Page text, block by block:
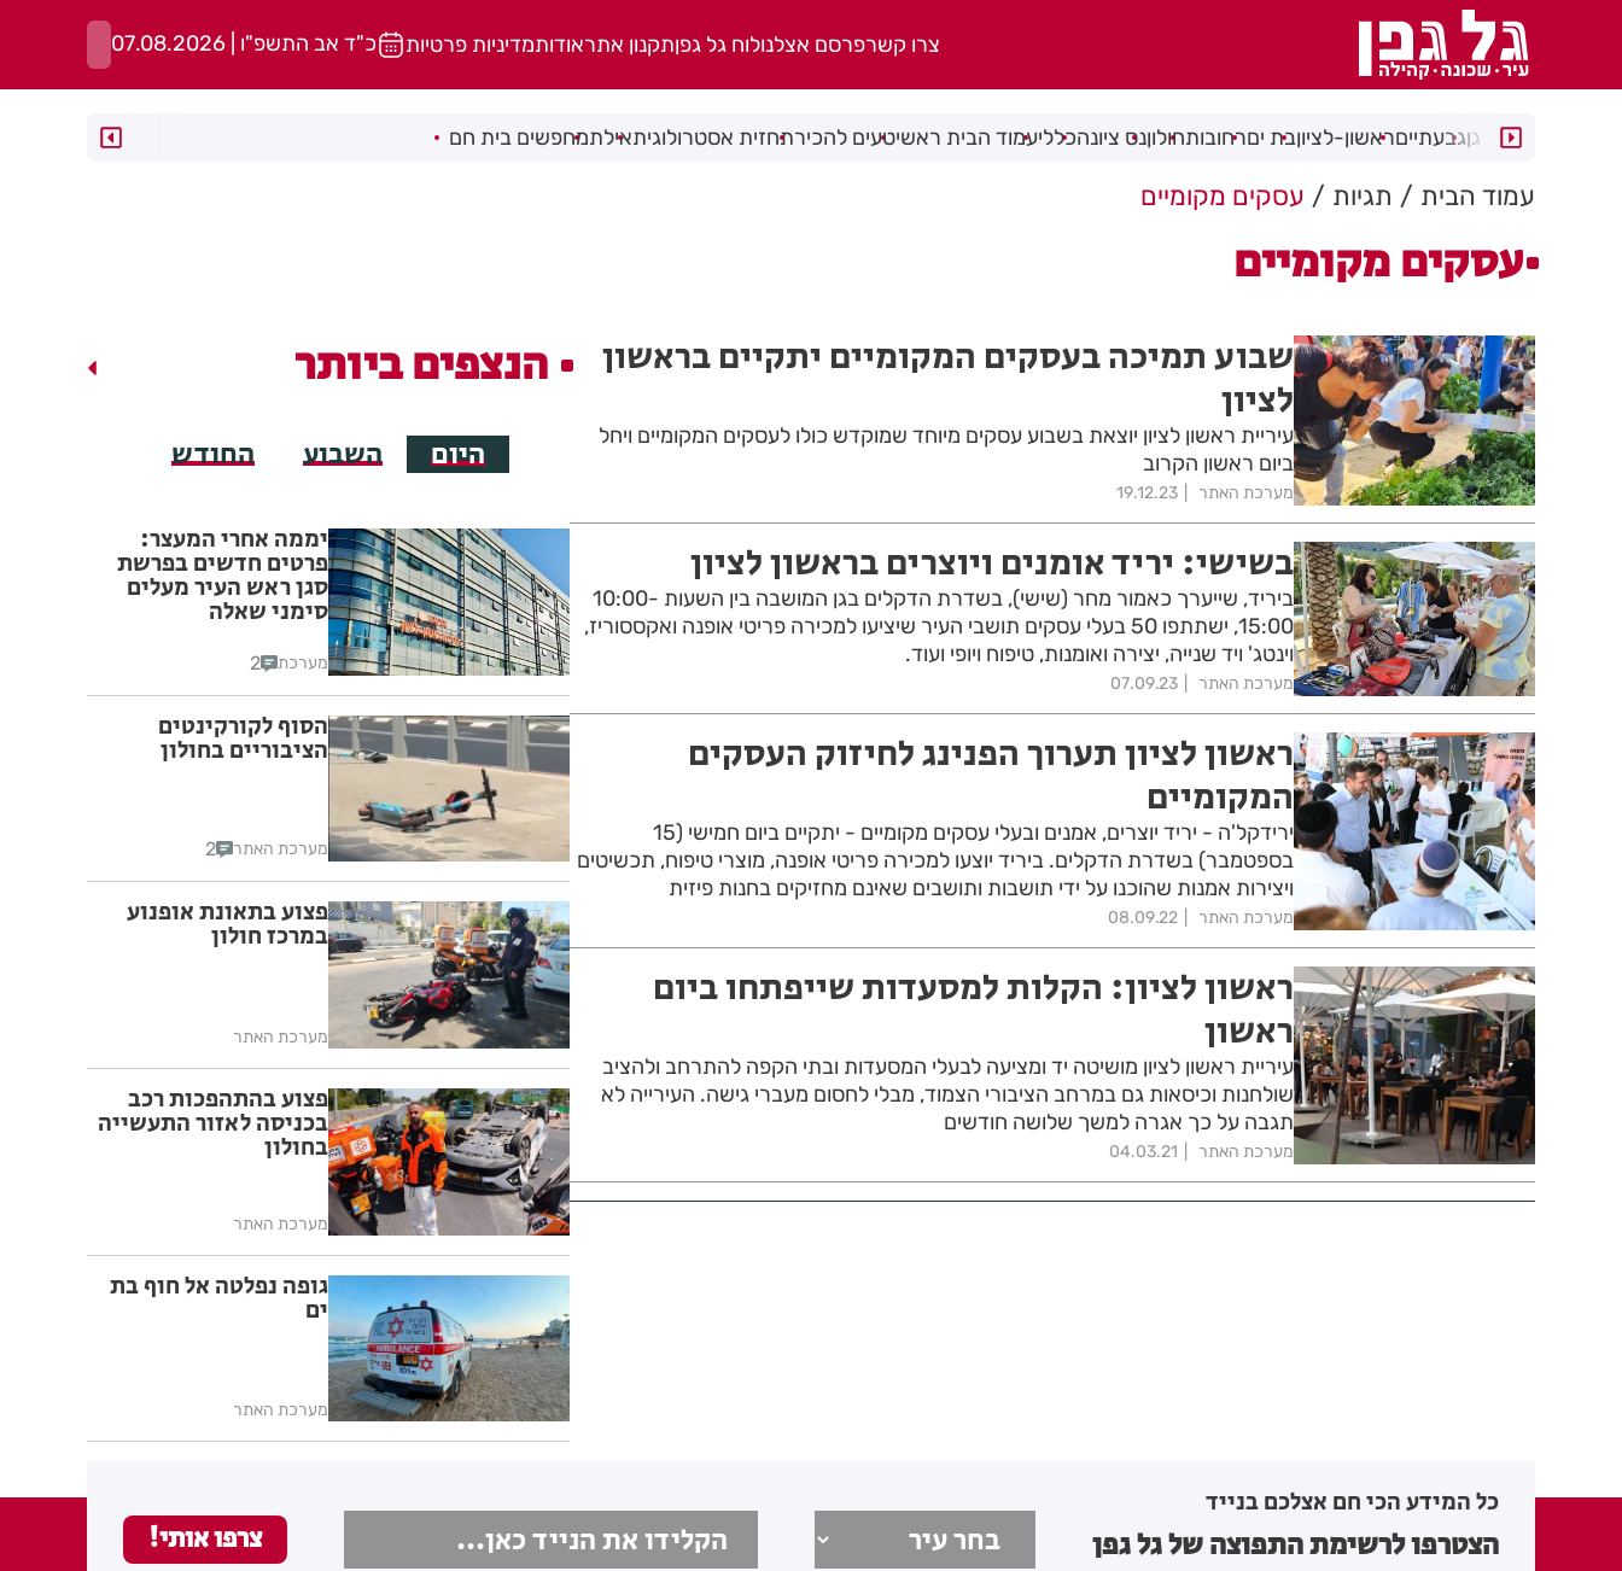
צרו קשרפרסם אצלנולוח גל גפןתקנון אתראודותמדיניות פרטיות כ"ד אב התשפ"ו | 07.08.2026
רמת גןגבעתייםראשון-לציוןבת יםרחובותחולוןנס ציונהכלליעמוד הבית ראשיטעים להכירתחזית אסטרולוגיתאילתמחפשים בית חם
עמוד הבית תגיות עסקים מקומיים
עסקים מקומיים
שבוע תמיכה בעסקים המקומיים יתקיים בראשון
לציון
עיריית ראשון לציון יוצאת בשבוע עסקים מיוחד שמוקדש כולו לעסקים המקומיים ויחל
ביום ראשון הקרוב
מערכת האתר 19.12.23
בשישי: יריד אומנים ויוצרים בראשון לציון
ביריד, שייערך כאמור מחר (שישי), בשדרת הדקלים בגן המושבה בין השעות 10:00-
15:00, ישתתפו 50 בעלי עסקים תושבי העיר שיציעו למכירה פריטי אופנה ואקססוריז,
וינטג' ויד שנייה, יצירה ואומנות, טיפוח ויופי ועוד.
מערכת האתר 07.09.23
ראשון לציון תערוך הפנינג לחיזוק העסקים
המקומיים
ירידקל'ה - יריד יוצרים, אמנים ובעלי עסקים מקומיים - יתקיים ביום חמישי (15
בספטמבר) בשדרת הדקלים. ביריד יוצעו למכירה פריטי אופנה, מוצרי טיפוח, תכשיטים
ויצירות אמנות שהוכנו על ידי תושבות ותושבים שאינם מחזיקים בחנות פיזית
מערכת האתר 08.09.22
ראשון לציון: הקלות למסעדות שייפתחו ביום
ראשון
עיריית ראשון לציון מושיטה יד ומציעה לבעלי המסעדות ובתי הקפה להתרחב ולהציב
שולחנות וכיסאות גם במרחב הציבורי הצמוד, מבלי לחסום מעברי גישה. העירייה לא
תגבה על כך אגרה למשך שלושה חודשים
מערכת האתר 04.03.21
הנצפים ביותר
היום השבוע החודש
יממה אחרי המעצר:
פרטים חדשים בפרשת
סגן ראש העיר מעלים
סימני שאלה
מערכת 2
הסוף לקורקינטים
הציבוריים בחולון
מערכת האתר 2
פצוע בתאונת אופנוע
במרכז חולון
מערכת האתר
פצוע בהתהפכות רכב
בכניסה לאזור התעשייה
בחולון
מערכת האתר
גופה נפלטה אל חוף בת
ים
מערכת האתר
כל המידע הכי חם אצלכם בנייד
הצטרפו לרשימת התפוצה של גל גפן